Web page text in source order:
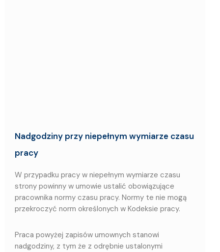
Nadgodziny przy niepełnym wymiarze czasu
pracy
W przypadku pracy w niepełnym wymiarze czasu
strony powinny w umowie ustalić obowiązujące
pracownika normy czasu pracy. Normy te nie mogą
przekroczyć norm określonych w Kodeksie pracy.
Praca powyżej zapisów umownych stanowi
nadgodziny, z tym że z odrębnie ustalonymi